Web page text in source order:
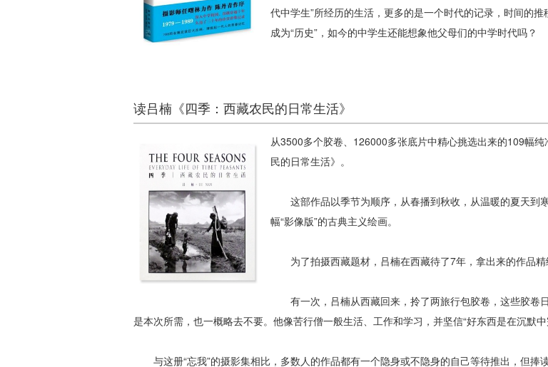
代中学生”所经历的生活，更多的是一个时代的记录，时间的
成为“历史”，如今的中学生还能想象他父母们的中学时代吗？
读吕楠《四季：西藏农民的日常生活》
从3500多个胶卷、126000多张底片中精心挑选出来的109幅
民的日常生活》。
这部作品以季节为顺序，从春播到秋收，从温暖的夏天到
幅“影像版”的古典主义绘画。
为了拍摄西藏题材，吕楠在西藏待了7年，拿出来的作品
有一次，吕楠从西藏回来，拎了两旅行包胶卷，这些胶卷
是本次所需，也一概略去不要。他像苦行僧一般生活、工作和学习，并坚信“好东西是在沉默中
与这册“忘我”的摄影集相比，多数人的作品都有一个隐身或不隐身的自己等待推出，但捧